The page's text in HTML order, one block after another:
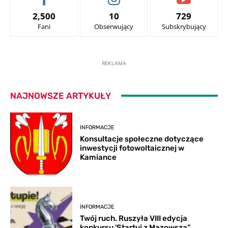
2,500
Fani
10
Obserwujący
729
Subskrybujący
REKLAMA
NAJNOWSZE ARTYKUŁY
INFORMACJE
Konsultacje społeczne dotyczące
inwestycji fotowoltaicznej w
Kamiance
INFORMACJE
Twój ruch. Ruszyła VIII edycja